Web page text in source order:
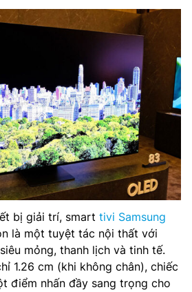
bị giải trí, smart tivi Samsung
là một tuyệt tác nội thất với
mỏng, thanh lịch và tinh tế.
1.26 cm (khi không chân), chiếc
điểm nhấn đầy sang trọng cho